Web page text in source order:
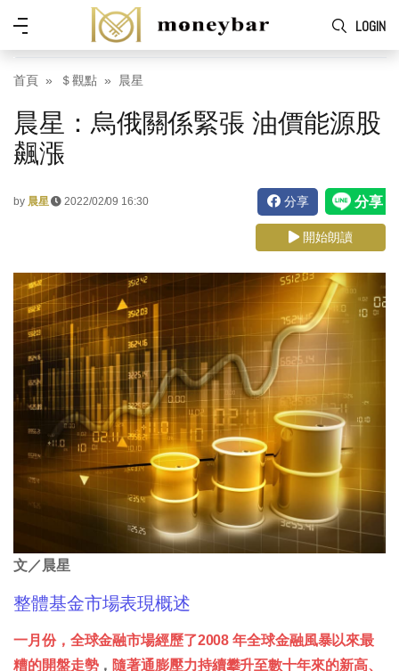
Skip to main content
LOGIN
功
能
表
首頁 ＄觀點 晨星
晨星：烏俄關係緊張 油價能源股
飆漲
by 晨星 2022/02/09 16:30 分享
開始朗讀
文／晨星
整體基金市場表現概述
一月份，全球金融市場經歷了2008 年全球金融風暴以來最
糟的開盤走勢， 隨著通膨壓力持續攀升至數十年來的新高、